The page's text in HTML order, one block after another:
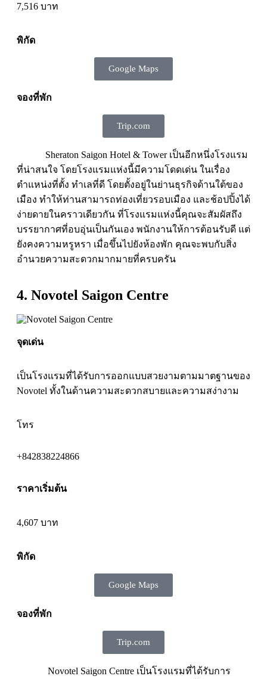
7,516 บาท
พิกัด
Google Maps
จองที่พัก
Trip.com
Sheraton Saigon Hotel & Tower เป็นอีกหนึ่งโรงแรม
ที่น่าสนใจ โดยโรงแรมแห่งนี้มีความโดดเด่น ในเรื่อง
ตำแหน่งที่ตั้ง ทำเลที่ดี โดยตั้งอยู่ในย่านธุรกิจด้านใต้ของ
เมือง ทำให้ท่านสามารถท่องเที่ยวรอบเมือง และช้อปปิ้งได้
ง่ายดายในคราวเดียวกัน ที่โรงแรมแห่งนี้คุณจะสัมผัสถึง
บรรยากาศที่อบอุ่นเป็นกันเอง พนักงานให้การต้อนรับดี แต่
ยังคงความหรูหรา เมื่อขึ้นไปยังห้องพัก คุณจะพบกับสิ่ง
อำนวยความสะดวกมากมายที่ครบครัน
4. Novotel Saigon Centre
จุดเด่น
เป็นโรงแรมที่ได้รับการออกแบบสวยงามตามมาตฐานของ
Novotel ทั้งในด้านความสะดวกสบายและความสง่างาม
โทร
+842838224866
ราคาเริ่มต้น
4,607 บาท
พิกัด
Google Maps
จองที่พัก
Trip.com
Novotel Saigon Centre เป็นโรงแรมที่ได้รับการ